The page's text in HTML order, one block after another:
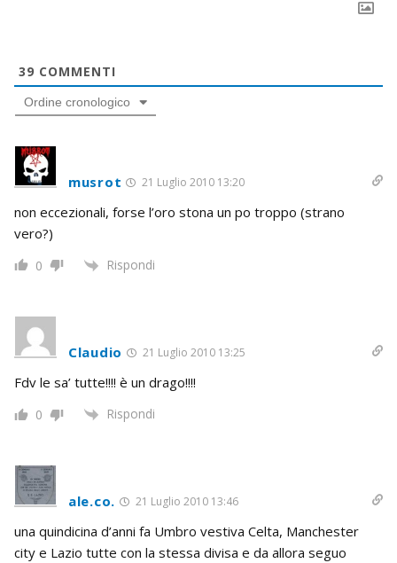
39 COMMENTI
Ordine cronologico
musrot 21 Luglio 2010 13:20
non eccezionali, forse l’oro stona un po troppo (strano
vero?)
0 Rispondi
Claudio 21 Luglio 2010 13:25
Fdv le sa’ tutte!!!! è un drago!!!!
0 Rispondi
ale.co. 21 Luglio 2010 13:46
una quindicina d’anni fa Umbro vestiva Celta, Manchester
city e Lazio tutte con la stessa divisa e da allora seguo